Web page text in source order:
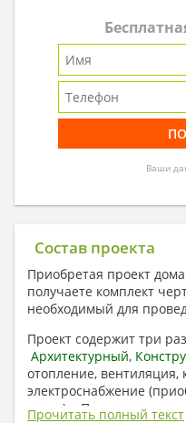
Ваши
Состав проекта
Приобретая проект
получаете комплект
необходимый для
Проект содержит три
Архитектурный,
отопление, вентиляция,
электроснабжение
плату) + Пояснительная
Прочитать полный текст